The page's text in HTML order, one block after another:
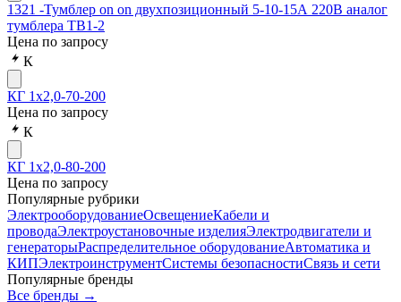
1321 -Тумблер on on двухпозиционный 5-10-15А 220В аналог
тумблера ТВ1-2
Цена по запросу
К
КГ 1х2,0-70-200
Цена по запросу
К
КГ 1х2,0-80-200
Цена по запросу
Популярные рубрики
ЭлектрооборудованиеОсвещениеКабели и
проводаЭлектроустановочные изделияЭлектродвигатели и
генераторыРаспределительное оборудованиеАвтоматика и
КИПЭлектроинструментСистемы безопасностиСвязь и сети
Популярные бренды
Все бренды →